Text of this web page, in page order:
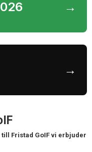
→
→
Fristad GoIF vi erbjuder